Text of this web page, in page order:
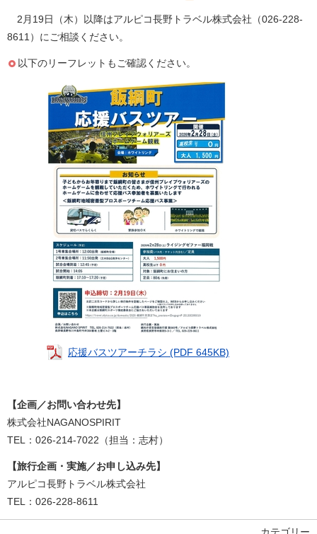
2月19日（木）以降はアルピコ長野トラベル株式会社（026-228-
8611）にご相談ください。
以下のリーフレットもご確認ください。
応援バスツアーチラシ (PDF 645KB)
【企画／お問い合わせ先】
株式会社NAGANOSPIRIT
TEL：026-214-7022（担当：志村）
【旅行企画・実施／お申し込み先】
アルピコ長野トラベル株式会社
TEL：026-228-8611